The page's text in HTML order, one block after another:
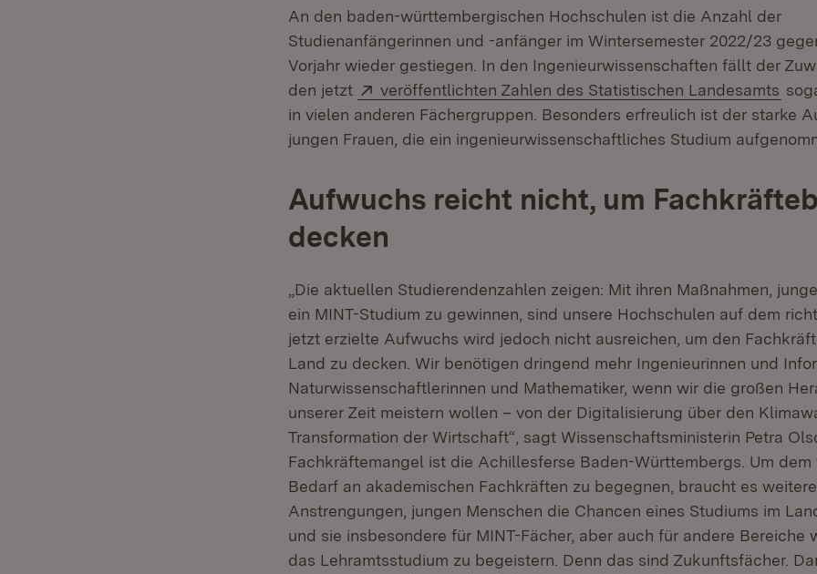
An den baden-württembergischen Hochschulen ist die Anzahl der
Studienanfängerinnen und -anfänger im Wintersemester 2022/23
Vorjahr wieder gestiegen. In den Ingenieurwissenschaften fällt der
den jetzt
Extern:
veröffentlichten Zahlen des Statistischen Landesamts
in vielen anderen Fächergruppen. Besonders erfreulich ist der starke
jungen Frauen, die ein ingenieurwissenschaftliches Studium
Aufwuchs reicht nicht, um
decken
„Die aktuellen Studierendenzahlen zeigen: Mit ihren Maßnahmen,
ein MINT-Studium zu gewinnen, sind unsere Hochschulen auf dem
jetzt erzielte Aufwuchs wird jedoch nicht ausreichen, um den
Land zu decken. Wir benötigen dringend mehr Ingenieurinnen und
Naturwissenschaftlerinnen und Mathematiker, wenn wir die großen
unserer Zeit meistern wollen – von der Digitalisierung über den
Transformation der Wirtschaft“, sagt Wissenschaftsministerin Petra
Fachkräftemangel ist die Achillesferse Baden-Württembergs. Um dem
Bedarf an akademischen Fachkräften zu begegnen, braucht es weitere
Anstrengungen, jungen Menschen die Chancen eines Studiums im
und sie insbesondere für MINT-Fächer, aber auch für andere Bereiche
das Lehramtsstudium zu begeistern. Denn das sind Zukunftsfächer.